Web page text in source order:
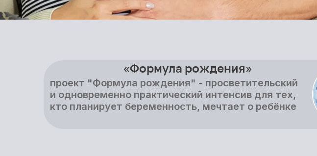
проект "Формула рождения" - просветительский
и одновременно практический интенсив для тех,
кто планирует беременность, мечтает о ребёнке
«Формула рождения»